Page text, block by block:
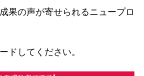
果の声が寄せられるニュープロ
ドしてください。